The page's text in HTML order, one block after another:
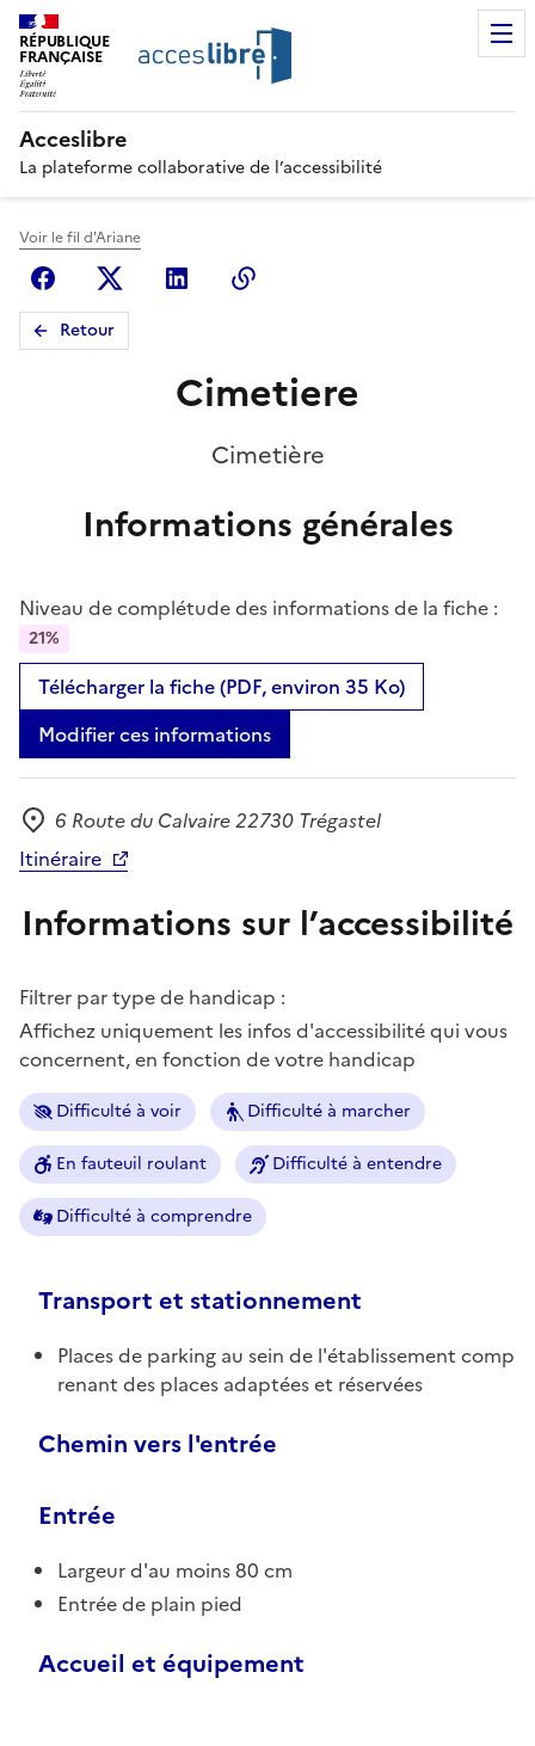
RÉPUBLIQUE
FRANÇAISE
Acceslibre
La plateforme collaborative de l’accessibilité
Voir le fil d'Ariane
FacebookX (anciennement Twitter)
Linkedin
Retour
Cimetiere
Cimetière
Informations générales
Niveau de complétude des informations de la fiche :
21%
Télécharger la fiche (PDF, environ 35 Ko)
Modifier ces informations
Adresse
6 Route du Calvaire 22730 Trégastel
Itinéraire
Informations sur l’accessibilité
Filtrer par type de handicap :
Affichez uniquement les infos d'accessibilité qui vous
concernent, en fonction de votre handicap
Difficulté à voir Difficulté à marcher
En fauteuil roulant Difficulté à entendre
Difficulté à comprendre
Transport et stationnement
Places de parking au sein de l'établissement comp
renant des places adaptées et réservées
Chemin vers l'entrée
Entrée
Largeur d'au moins 80 cm
Entrée de plain pied
Accueil et équipement